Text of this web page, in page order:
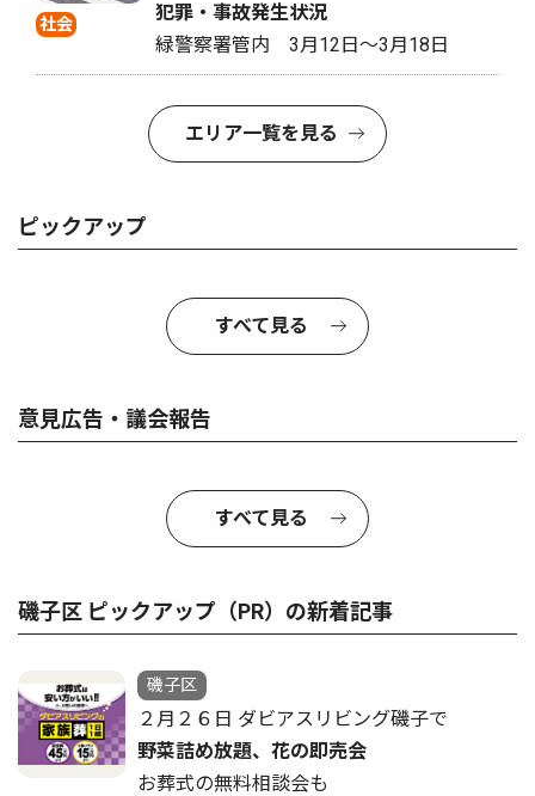
社会
犯罪・事故発生状況
緑警察署管内 3月12日〜3月18日
エリア一覧を見る
ピックアップ
すべて見る
意見広告・議会報告
すべて見る
磯子区 ピックアップ（PR）の新着記事
磯子区
２月２６日 ダビアスリビング磯子で
野菜詰め放題、花の即売会
お葬式の無料相談会も